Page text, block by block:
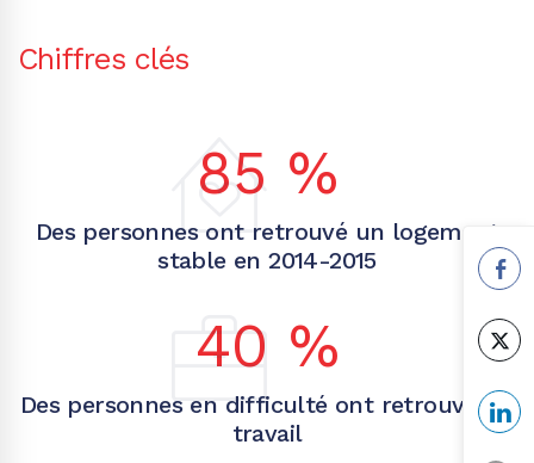
Chiffres clés
85 %
Des personnes ont retrouvé un logement
stable en 2014-2015
40 %
Des personnes en difficulté ont retrouvé un
travail